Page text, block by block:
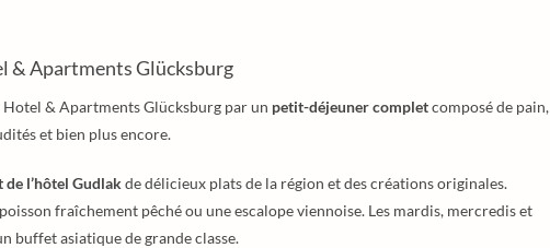
& Apartments Glücksburg
& Apartments Glücksburg par un petit-déjeuner completcomposé de pain,
et bien plus encore.
de l’hôtel Gudlakde délicieux plats de la région et des créations originales.
fraîchement pêché ou une escalope viennoise. Les mardis, mercredis et
buffet asiatique de grande classe.